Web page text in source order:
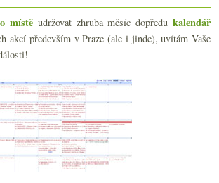
zaoceánské plány s víny z ČR
a dvakrát Godello
a lehce netradiční Albariño
minivertikála Furmintu ze Somló
& Poulsard z Cavarodes
Cava Pere Mata
místě udržovat zhruba měsíc dopředukalendář
akcí především v Praze (ale i jinde), uvítám Vaše